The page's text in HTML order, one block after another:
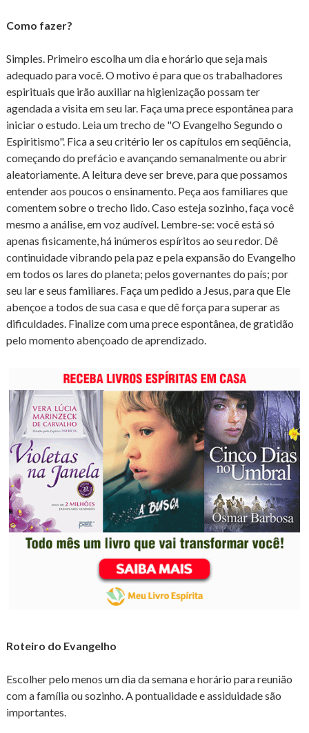
Como fazer?
Simples. Primeiro escolha um dia e horário que seja mais
adequado para você. O motivo é para que os trabalhadores
espirituais que irão auxiliar na higienização possam ter
agendada a visita em seu lar. Faça uma prece espontânea para
iniciar o estudo. Leia um trecho de "O Evangelho Segundo o
Espiritismo". Fica a seu critério ler os capítulos em seqüência,
começando do prefácio e avançando semanalmente ou abrir
aleatoriamente. A leitura deve ser breve, para que possamos
entender aos poucos o ensinamento. Peça aos familiares que
comentem sobre o trecho lido. Caso esteja sozinho, faça você
mesmo a análise, em voz audível. Lembre-se: você está só
apenas fisicamente, há inúmeros espíritos ao seu redor. Dê
continuidade vibrando pela paz e pela expansão do Evangelho
em todos os lares do planeta; pelos governantes do país; por
seu lar e seus familiares. Faça um pedido a Jesus, para que Ele
abençoe a todos de sua casa e que dê força para superar as
dificuldades. Finalize com uma prece espontânea, de gratidão
pelo momento abençoado de aprendizado.
Roteiro do Evangelho
Escolher pelo menos um dia da semana e horário para reunião
com a família ou sozinho. A pontualidade e assiduidade são
importantes.